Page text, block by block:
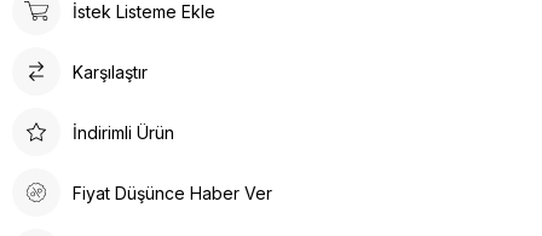
gerekli malzemelerini (kalem, not defteri, eldiven vb.)
Kolay Temizlik: Genellikle makinede yıkanabilir ve hızlı kuruma
Jogger pantolon ile gün boyu konforunuzdan ödün
Pantolondaki üst cepler ve yandaki fonksiyonel cep avantaj
sağlar.
İstek Listeme Ekle
Karşılaştır
İndirimli Ürün
Fiyat Düşünce Haber Ver